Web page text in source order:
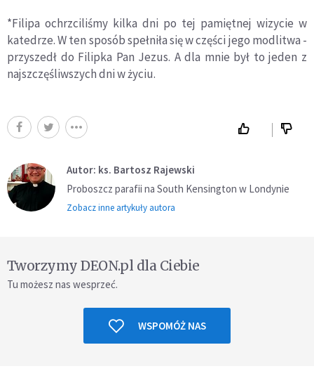
*Filipa ochrzciliśmy kilka dni po tej pamiętnej wizycie w
katedrze. W ten sposób spełniła się w części jego modlitwa -
przyszedł do Filipka Pan Jezus. A dla mnie był to jeden z
najszczęśliwszych dni w życiu.
Autor: ks. Bartosz Rajewski
Proboszcz parafii na South Kensington w Londynie
Zobacz inne artykuły autora
Tworzymy DEON.pl dla Ciebie
Tu możesz nas wesprzeć.
WSPOMÓŻ NAS